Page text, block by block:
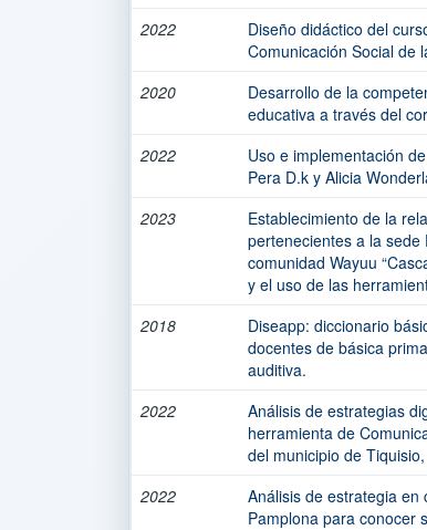
2022
Diseño didáctico del
Comunicación Social de
2020
Desarrollo de la
educativa a través del
2022
Uso e implementación
Pera D.k y Alicia
2023
Establecimiento de la
pertenecientes a la
comunidad Wayuu
y el uso de las
2018
Diseapp: diccionario
docentes de básica
auditiva.
2022
Análisis de estrategias
herramienta de
del municipio de
2022
Análisis de estrategia
Pamplona para conocer